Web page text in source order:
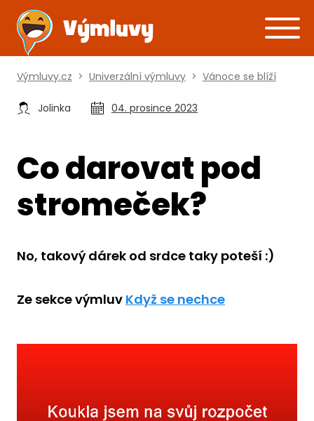
Výmluvy.cz > Univerzální výmluvy > Vánoce se blíží
Jolinka 04. prosince 2023
Co darovat pod
stromeček?
No, takový dárek od srdce taky poteší :)
Ze sekce výmluv Když se nechce